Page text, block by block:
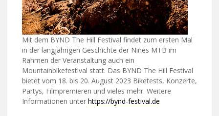
Mit dem BYND The Hill Festival findet zum ersten Mal
in der langjährigen Geschichte der Nines MTB im
Rahmen der Veranstaltung auch ein
Mountainbikefestival statt. Das BYND The Hill Festival
bietet vom 18. bis 20. August 2023 Biketests, Konzerte,
Partys, Filmpremieren und vieles mehr. Weitere
Informationen unter https://bynd-festival.de